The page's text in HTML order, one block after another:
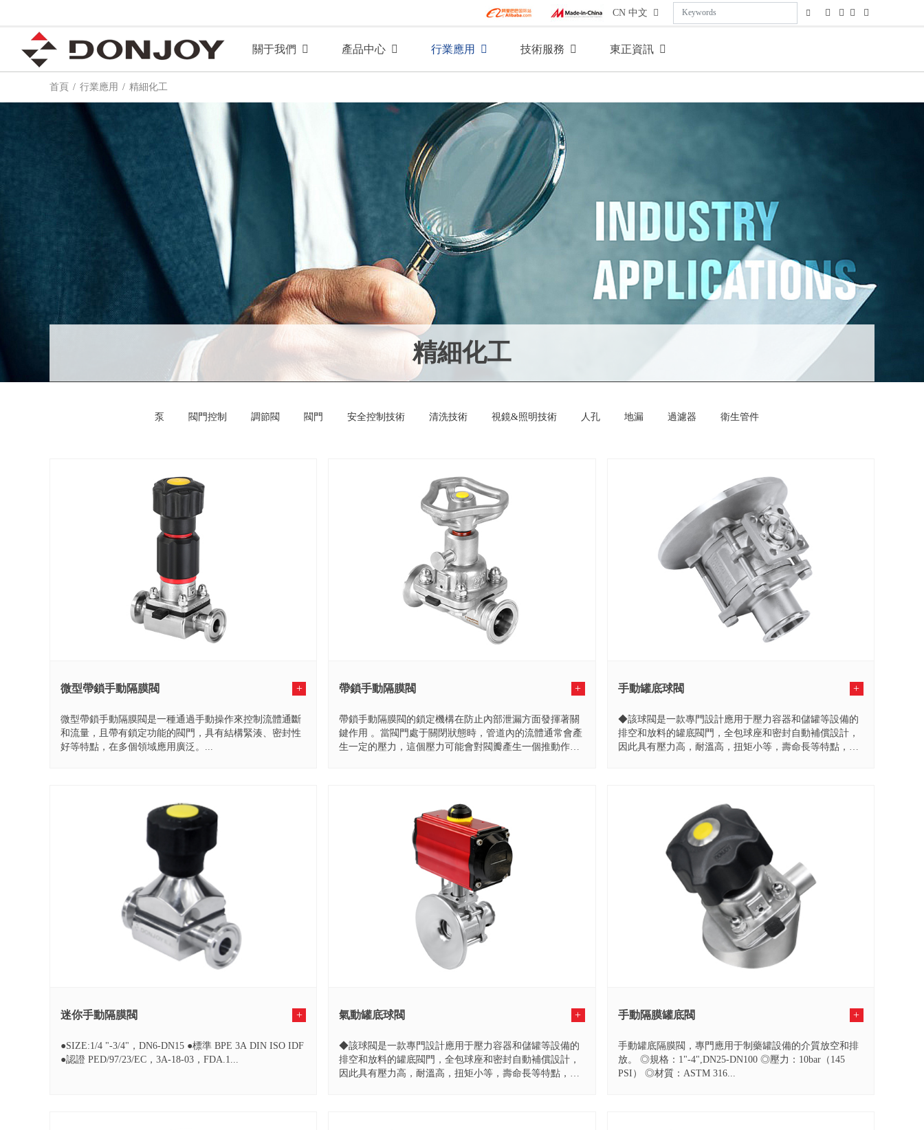
CN 中文
關于我們 產品中心 行業應用 技術服務 東正資訊
首頁 行業應用 精細化工
精細化工
泵 閥門控制 調節閥 閥門 安全控制技術 清洗技術 視鏡&照明技術 人孔 地漏 過濾器 衛生管件
微型帶鎖手動隔膜閥 +
微型帶鎖手動隔膜閥是一種通過手動操作來控制流體通斷
和流量，且帶有鎖定功能的閥門，具有結構緊湊、密封性
好等特點，在多個領域應用廣泛。...
帶鎖手動隔膜閥 +
帶鎖手動隔膜閥的鎖定機構在防止內部泄漏方面發揮著關
鍵作用 。當閥門處于關閉狀態時，管道內的流體通常會產
生一定的壓力，這個壓力可能會對閥瓣產生一個推動作
手動罐底球閥 +
◆該球閥是一款專門設計應用于壓力容器和儲罐等設備的
排空和放料的罐底閥門，全包球座和密封自動補償設計，
因此具有壓力高，耐溫高，扭矩小等，壽命長等特點，滿
迷你手動隔膜閥 +
●SIZE:1/4 "-3/4"，DN6-DN15 ●標準 BPE 3A DIN ISO IDF
●認證 PED/97/23/EC，3A-18-03，FDA.1...
氣動罐底球閥 +
◆該球閥是一款專門設計應用于壓力容器和儲罐等設備的
排空和放料的罐底閥門，全包球座和密封自動補償設計，
因此具有壓力高，耐溫高，扭矩小等，壽命長等特點，滿
手動隔膜罐底閥 +
手動罐底隔膜閥，專門應用于制藥罐設備的介質放空和排
放。 ◎規格：1"-4",DN25-DN100 ◎壓力：10bar（145
PSI） ◎材質：ASTM 316...